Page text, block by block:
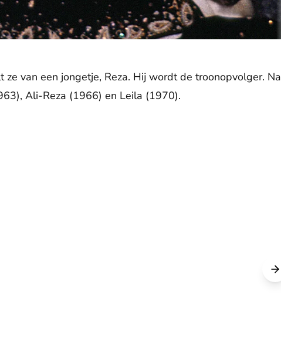
van een jongetje, Reza. Hij wordt de troonopvolger. Na
Ali-Reza (1966) en Leila (1970).